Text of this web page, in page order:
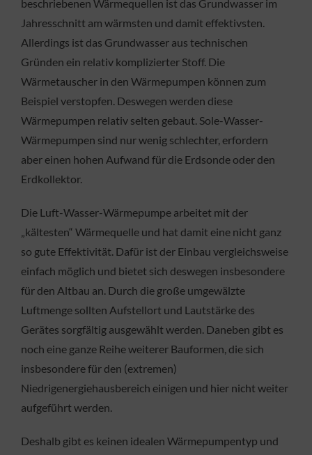
beschriebenen Wärmequellen ist das Grundwasser im
Jahresschnitt am wärmsten und damit effektivsten.
Allerdings ist das Grundwasser aus technischen
Gründen ein relativ komplizierter Stoff. Die
Wärmetauscher in den Wärmepumpen können zum
Beispiel verstopfen. Deswegen werden diese
Wärmepumpen relativ selten gebaut. Sole-Wasser-
Wärmepumpen sind nur wenig schlechter, erfordern
aber einen hohen Aufwand für die Erdsonde oder den
Erdkollektor.
Die Luft-Wasser-Wärmepumpe arbeitet mit der
„kältesten“ Wärmequelle und hat damit eine nicht ganz
so gute Effektivität. Dafür ist der Einbau vergleichsweise
einfach möglich und bietet sich deswegen insbesondere
für den Altbau an. Durch die große umgewälzte
Luftmenge sollten Aufstellort und Lautstärke des
Gerätes sorgfältig ausgewählt werden. Daneben gibt es
noch eine ganze Reihe weiterer Bauformen, die sich
insbesondere für den (extremen)
Niedrigenergiehausbereich einigen und hier nicht weiter
aufgeführt werden.
Deshalb gibt es keinen idealen Wärmepumpentyp und